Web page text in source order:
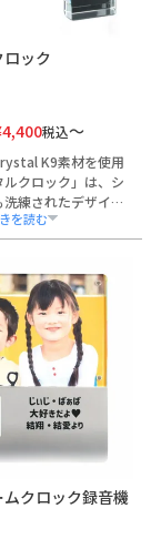
体に印刷できます。
ック
4,400税込
K9素材を使用
ルクロック」は、シ
練されたデザイン
計です。
ロゴ・社章・メッ
永年勤続表彰、退職
など、法人向けの記
て最適です。
ら重厚感があり、役
スクトップにも自然
で、贈呈シーンに合
応が可能です。
ムクロック録音機